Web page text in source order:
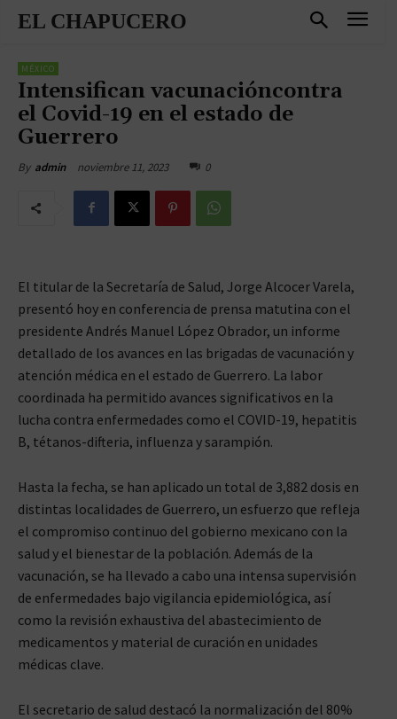
EL CHAPUCERO
MÉXICO
Intensifican vacunacióncontra
el Covid-19 en el estado de
Guerrero
By admin noviembre 11, 2023 0
El titular de la Secretaría de Salud, Jorge Alcocer Varela,
presentó hoy en conferencia de prensa matutina con el
presidente Andrés Manuel López Obrador, un informe
detallado de los avances en las brigadas de vacunación y
atención médica en el estado de Guerrero. La labor
coordinada ha permitido avances significativos en la
lucha contra enfermedades como el COVID-19, hepatitis
B, tétanos-difteria, influenza y sarampión.
Hasta la fecha, se han aplicado un total de 3,882 dosis en
distintas localidades de Guerrero, un esfuerzo que refleja
el compromiso continuo del gobierno mexicano con la
salud y el bienestar de la población. Además de la
vacunación, se ha llevado a cabo una intensa supervisión
de enfermedades bajo vigilancia epidemiológica, así
como la revisión exhaustiva del abastecimiento de
medicamentos y material de curación en unidades
médicas clave.
El secretario de salud destacó la normalización del 80%